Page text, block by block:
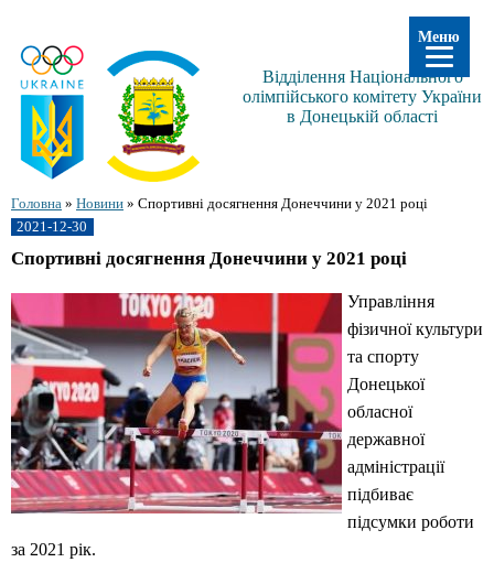
Відділення Національного
олімпійського комітету України
в Донецькій області
Головна » Новини » Спортивні досягнення Донеччини у 2021 році
2021-12-30
Спортивні досягнення Донеччини у 2021 році
Управління
фізичної культури
та спорту
Донецької
обласної
державної
адміністрації
підбиває
підсумки роботи
за 2021 рік.
Меню